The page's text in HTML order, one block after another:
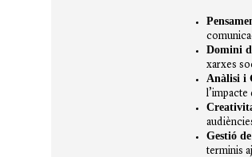
Domini
xarxes
Anàlisi i
l’impacte
Gestió
terminis